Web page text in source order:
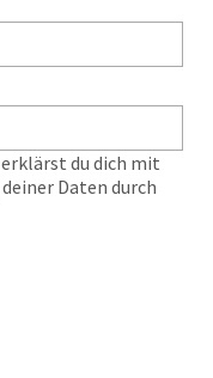
du dich mit
Daten durch